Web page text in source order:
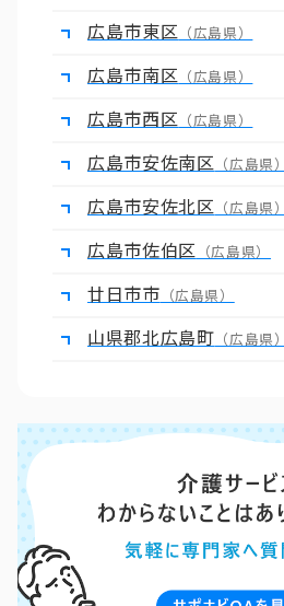
広島市東区 （広島県）
広島市南区 （広島県）
広島市西区 （広島県）
広島市安佐南区 （広島県）
広島市安佐北区 （広島県）
広島市佐伯区 （広島県）
廿日市市 （広島県）
山県郡北広島町 （広島県）